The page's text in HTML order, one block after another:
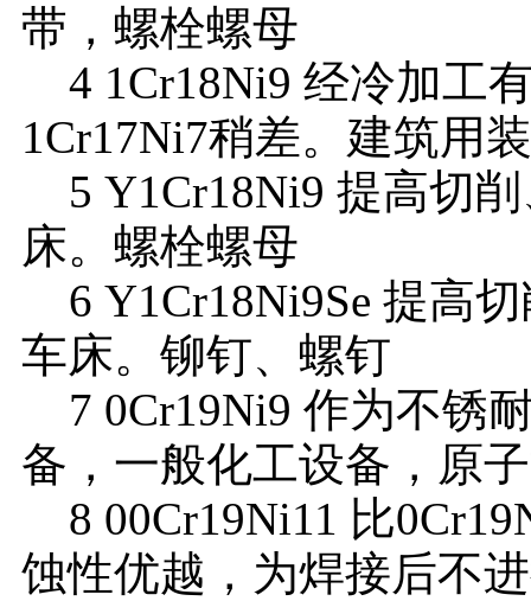
带，螺栓螺母
4 1Cr18Ni9 经冷加工
1Cr17Ni7稍差。建筑用
5 Y1Cr18Ni9 提高切
床。螺栓螺母
6 Y1Cr18Ni9Se 提高
车床。铆钉、螺钉
7 0Cr19Ni9 作为不锈
备，一般化工设备，原
8 00Cr19Ni11 比
蚀性优越，为焊接后不